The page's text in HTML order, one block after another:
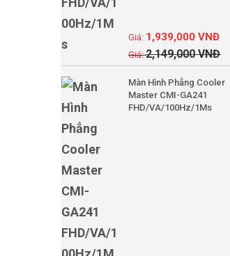
2,149,000VNĐ
1,939,000VNĐ
Màn Hình Phẳng Cooler
Master CMI-GA241
FHD/VA/100Hz/1Ms